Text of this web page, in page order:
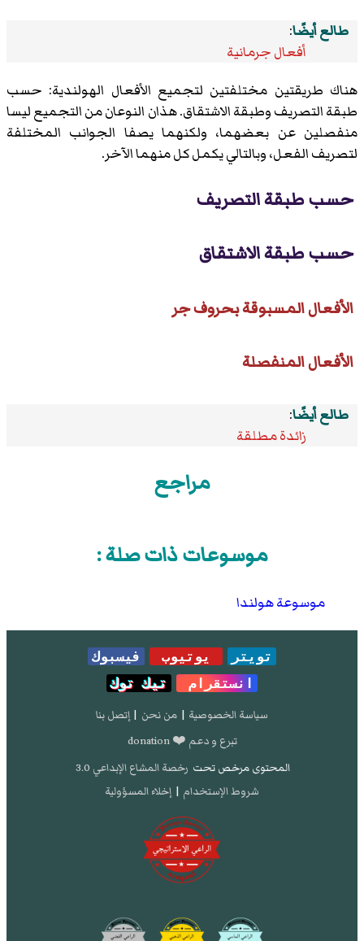
طالع أيضًا:
أفعال جرمانية
هناك طريقتين مختلفتين لتجميع الأفعال الهولندية: حسب
طبقة التصريف وطبقة الاشتقاق. هذان النوعان من التجميع ليسا
منفصلين عن بعضهما، ولكنهما يصفا الجوانب المختلفة
لتصريف الفعل، وبالتالي يكمل كل منهما الآخر.
حسب طبقة التصريف
حسب طبقة الاشتقاق
الأفعال المسبوقة بحروف جر
الأفعال المنفصلة
طالع أيضًا:
زائدة مطلقة
مراجع
موسوعات ذات صلة :
موسوعة هولندا
تويتر يوتيوب
فيسبوك
انستقرام
تيك توك
سياسة الخصوصية | من نحن | إتصل بنا
تبرع و دعم ❤️ donation
المحتوى مرخص تحت رخصة المشاع الإبداعي 3.0
شروط الإستخدام | إخلاء المسؤولية